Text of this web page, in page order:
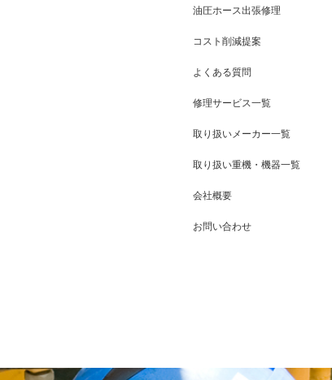
油圧ホース出張修理
コスト削減提案
よくある質問
修理サービス一覧
取り扱いメーカー一覧
取り扱い重機・機器一覧
会社概要
お問い合わせ